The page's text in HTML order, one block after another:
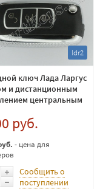
ldr2
ключ Лада Ларгус
и дистанционным
центральным
руб.
- цена для
Сообщить о
поступлении